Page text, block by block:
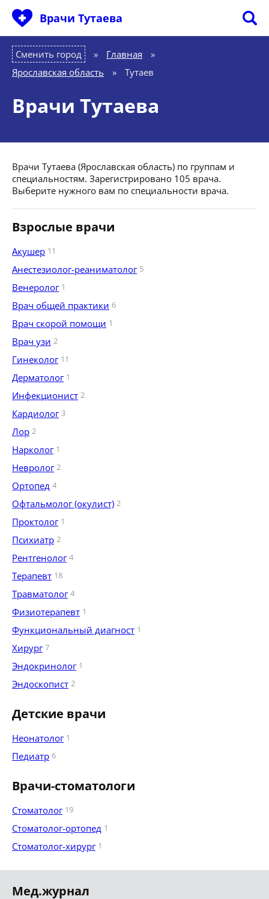
Врачи Тутаева
Сменить город Главная
»
Ярославская область
» Тутаев
Врачи Тутаева
Врачи Тутаева (Ярославская область) по группам и
специальностям. Зарегистрировано 105 врача.
Выберите нужного вам по специальности врача.
Взрослые врачи
Акушер 11
Анестезиолог-реаниматолог 5
Венеролог 1
Врач общей практики 6
Врач скорой помощи 1
Врач узи 2
Гинеколог 11
Дерматолог 1
Инфекционист 2
Кардиолог 3
Лор 2
Нарколог 1
Невролог 2
Ортопед 4
Офтальмолог (окулист) 2
Проктолог 1
Психиатр 2
Рентгенолог 4
Терапевт 18
Травматолог 4
Физиотерапевт 1
Функциональный диагност 1
Хирург 7
Эндокринолог 1
Эндоскопист 2
Детские врачи
Неонатолог 1
Педиатр 6
Врачи-стоматологи
Стоматолог 19
Стоматолог-ортопед 1
Стоматолог-хирург 1
Мед.журнал